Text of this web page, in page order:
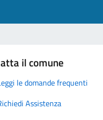
il comune
le domande frequenti
Assistenza